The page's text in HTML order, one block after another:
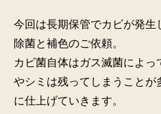
今回は長期保管でカビが発
除菌と補色のご依頼。
カビ菌自体はガス滅菌によ
やシミは残ってしまうことが
に仕上げていきます。